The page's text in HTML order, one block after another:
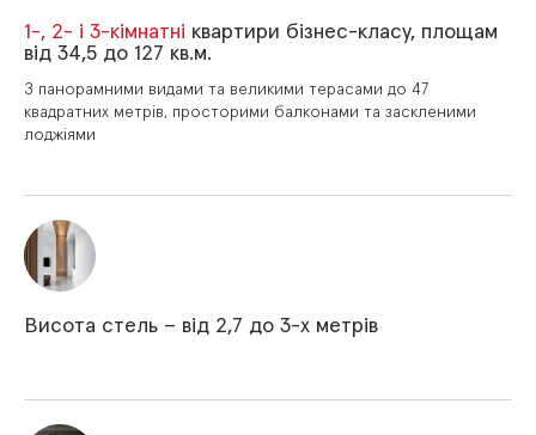
1-, 2- і 3-кімнатні квартири бізнес-класу, площам
від 34,5 до 127 кв.м.
З панорамними видами та великими терасами до 47
квадратних метрів, просторими балконами та заскленими
лоджіями
Висота стель – від 2,7 до 3-х метрів